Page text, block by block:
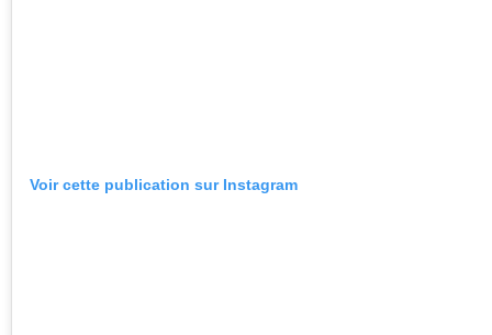
Voir cette publication sur Instagram